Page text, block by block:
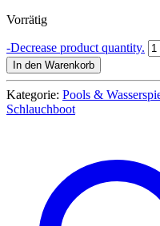
Vorrätig
-Decrease product quantity.
&
In den Warenkorb
Kategorie: Pools &
Schlauchboot